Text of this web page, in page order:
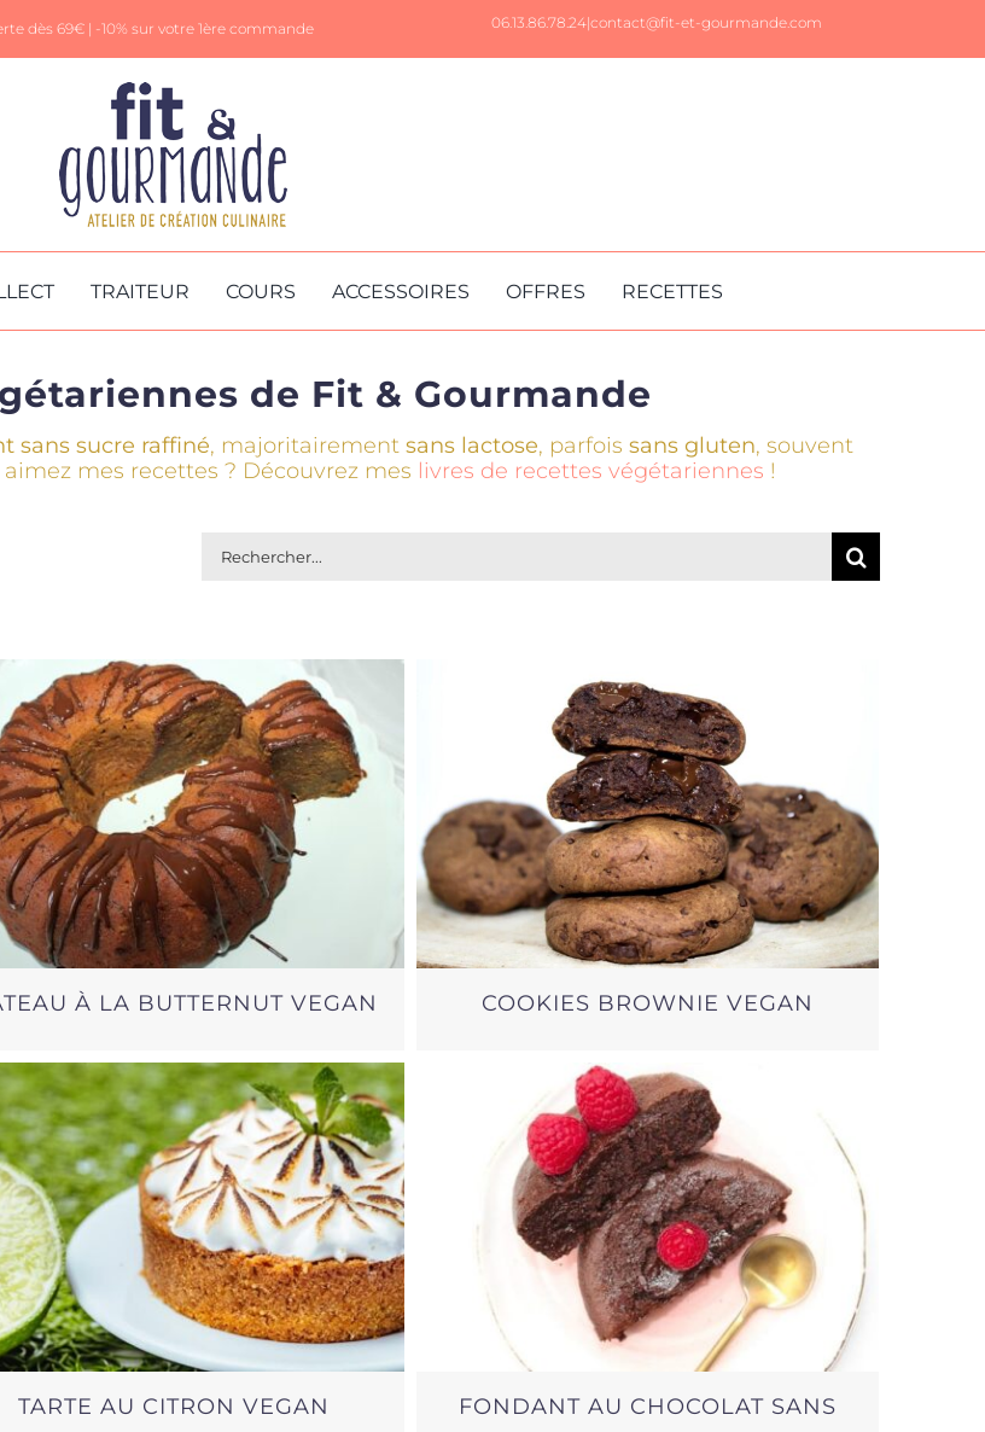
dès 69€ | -10% sur votre 1ère commande 06.13.86.78.24|contact@fit-et-gourmande.com
TRAITEUR COURS ACCESSOIRES OFFRES RECETTES
de Fit & Gourmande
sans sucre raffiné, majoritairement sans lactose, parfois sans gluten, souvent
aimez mes recettes ? Découvrez mes livres de recettes végétariennes !
À LA BUTTERNUT VEGAN COOKIES BROWNIE VEGAN
TARTE AU CITRON VEGAN
FONDANT AU CHOCOLAT SANS